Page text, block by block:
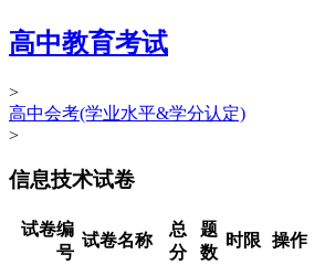
高中教育考试
>
高中会考(学业水平&学分认定)
>
信息技术试卷
试卷编
号
试卷名称
总
分
题
数
时限 操作